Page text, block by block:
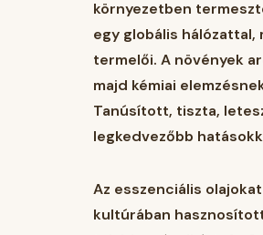
környezetben
egy globális
termelői. A növények
majd kémiai
Tanúsított, tiszta,
legkedvezőbb
Az esszenciális
kultúrában